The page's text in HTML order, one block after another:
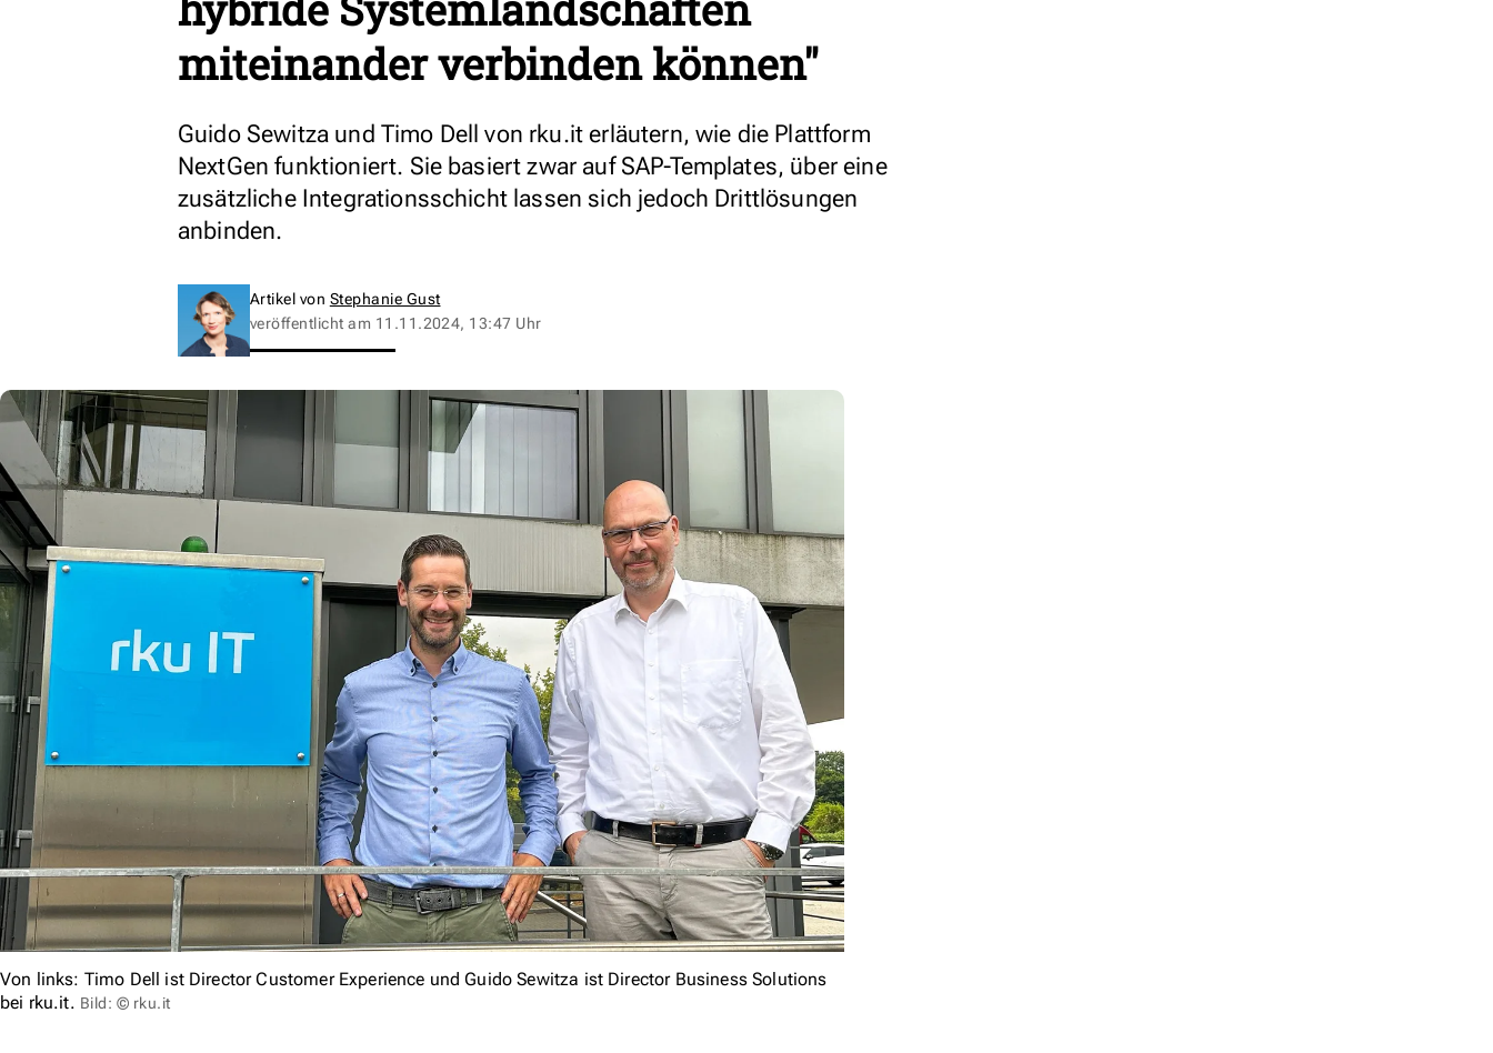
miteinander verbinden können"
Guido Sewitza und Timo Dell von rku.it erläutern, wie die Plattform
NextGen funktioniert. Sie basiert zwar auf SAP-Templates, über eine
zusätzliche Integrationsschicht lassen sich jedoch Drittlösungen
anbinden.
Artikel von Stephanie Gust
veröffentlicht am 11.11.2024, 13:47 Uhr
Von links: Timo Dell ist Director Customer Experience und Guido Sewitza ist Director Business Solutions
bei rku.it. Bild: © rku.it